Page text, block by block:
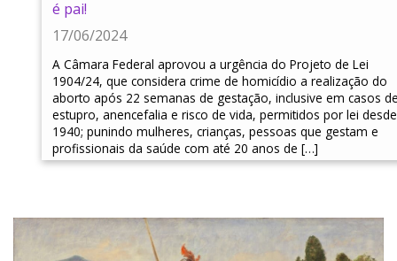
é pai!
17/06/2024
A Câmara Federal aprovou a urgência do Projeto de Lei
1904/24, que considera crime de homicídio a realização do
aborto após 22 semanas de gestação, inclusive em casos
estupro, anencefalia e risco de vida, permitidos por lei desde
1940; punindo mulheres, crianças, pessoas que gestam e
profissionais da saúde com até 20 anos de […]